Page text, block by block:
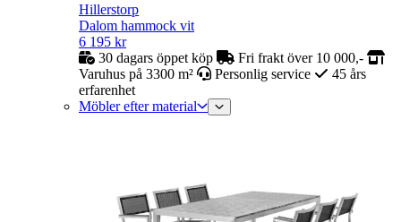
Hillerstorp
Dalom hammock vit
6 195 kr
30 dagars öppet köp
Fri frakt över 10 000,-
Varuhus på 3300 m²
Personlig service
45 års
erfarenhet
Möbler efter material